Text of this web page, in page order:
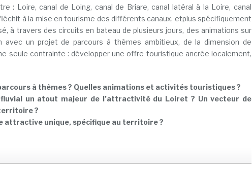
: Loire, canal de Loing, canal de Briare, canal latéral à la Loire, canal
à la mise en tourisme des différents canaux, etplus spécifiquement
à travers des circuits en bateau de plusieurs jours, des animations sur
un projet de parcours à thèmes ambitieux, de la dimension de
seule contrainte : développer une offre touristique ancrée localement,
à thèmes ? Quelles animations et activités touristiques ?
un atout majeur de l’attractivité du Loiret ? Un vecteur de
?
attractive unique, spécifique au territoire ?